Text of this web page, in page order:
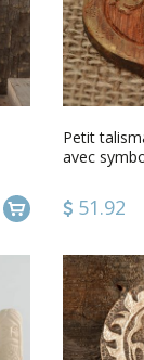
Petit
avec
51.92